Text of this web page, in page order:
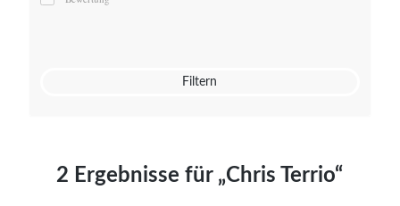
Mato von Vogelstein
Filtern
2 Ergebnisse für „Chris Terrio“